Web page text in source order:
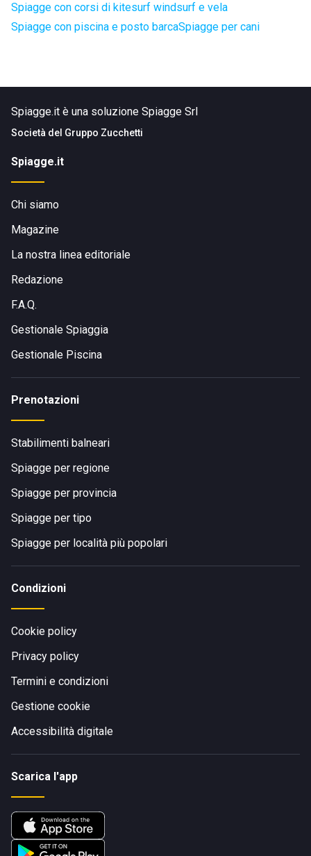
Spiagge con corsi di kitesurf windsurf e vela
Spiagge con piscina e posto barcaSpiagge per cani
Spiagge.it è una soluzione Spiagge Srl
Società del Gruppo Zucchetti
Spiagge.it
Chi siamo
Magazine
La nostra linea editoriale
Redazione
F.A.Q.
Gestionale Spiaggia
Gestionale Piscina
Prenotazioni
Stabilimenti balneari
Spiagge per regione
Spiagge per provincia
Spiagge per tipo
Spiagge per località più popolari
Condizioni
Cookie policy
Privacy policy
Termini e condizioni
Gestione cookie
Accessibilità digitale
Scarica l'app